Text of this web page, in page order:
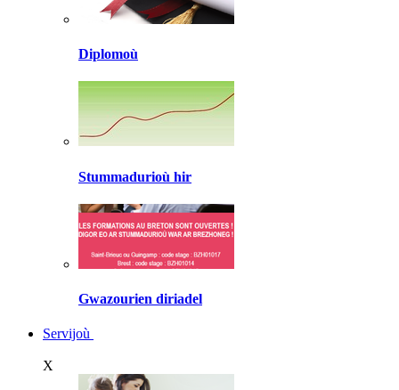
Diplomoù
Stummadurioù hir
Gwazourien diriadel
Servijoù
X